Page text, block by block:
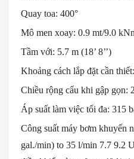
Quay toa: 400°
Mô men xoay: 0.9 mt/9.0
Tầm với: 5.7 m (18’ 8’’)
Khoảng cách lắp đặt cần thiết:
Chiều rộng cẩu khi gập gọn:
Áp suất làm việc tối đa: 315
Công suất máy bơm khuyến
gal./min) to 35 l/min 7.7 9.2